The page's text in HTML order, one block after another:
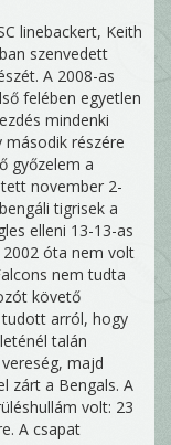
linebackert, Keith
szenvedett
A 2008-as
felében egyetlen
mindenki
második részére
győzelem a
november 2-
tigrisek a
elleni 13-13-as
óta nem volt
nem tudta
követő
arról, hogy
talán
majd
zárt a Bengals. A
volt: 23
A csapat